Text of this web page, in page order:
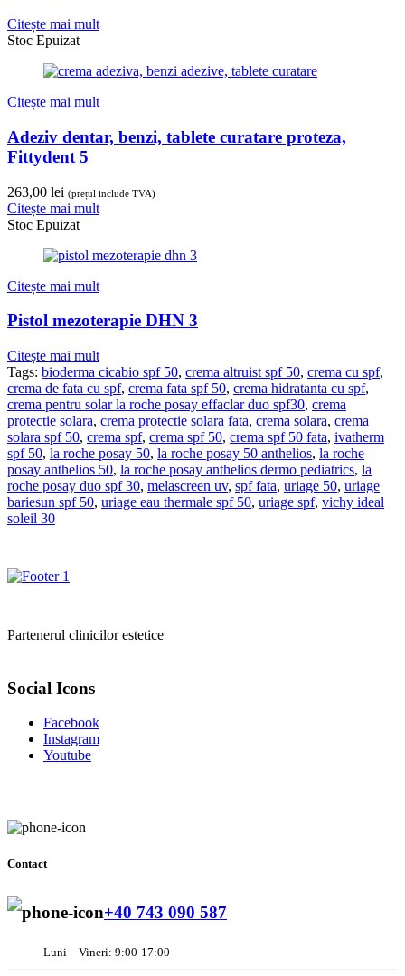
Citește mai mult
Stoc Epuizat
Citește mai mult
Adeziv dentar, benzi, tablete curatare proteza,
Fittydent 5
263,00 lei (prețul include TVA)
Citește mai mult
Stoc Epuizat
Citește mai mult
Pistol mezoterapie DHN 3
Citește mai mult
Tags: bioderma cicabio spf 50, crema altruist spf 50, crema cu spf,
crema de fata cu spf, crema fata spf 50, crema hidratanta cu spf,
crema pentru solar la roche posay effaclar duo spf30, crema
protectie solara, crema protectie solara fata, crema solara, crema
solara spf 50, crema spf, crema spf 50, crema spf 50 fata, ivatherm
spf 50, la roche posay 50, la roche posay 50 anthelios, la roche
posay anthelios 50, la roche posay anthelios dermo pediatrics, la
roche posay duo spf 30, melascreen uv, spf fata, uriage 50, uriage
bariesun spf 50, uriage eau thermale spf 50, uriage spf, vichy ideal
soleil 30
Partenerul clinicilor estetice
Social Icons
Facebook
Instagram
Youtube
Contact
+40 743 090 587
Luni – Vineri: 9:00-17:00